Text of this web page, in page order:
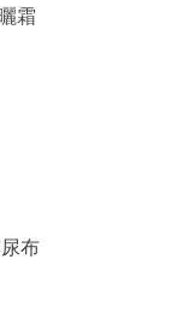
霜
布